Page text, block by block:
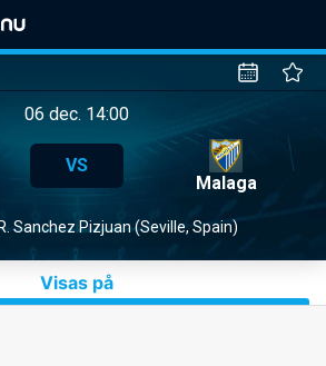
06 dec. 14:00
VS
Malaga
Sanchez Pizjuan (Seville, Spain)
Visas på